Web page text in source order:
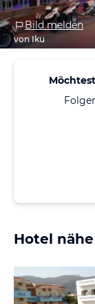
Bild melden
von Iku
Hotel nähe